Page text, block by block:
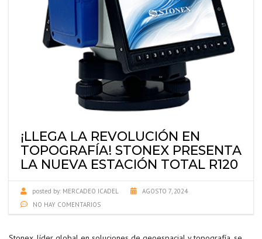
¡LLEGA LA REVOLUCIÓN EN
TOPOGRAFÍA! STONEX PRESENTA
LA NUEVA ESTACIÓN TOTAL R120
posted by: MERCADEO ICADEL
AGOSTO 7, 2024
NO HAY COMENTARIOS